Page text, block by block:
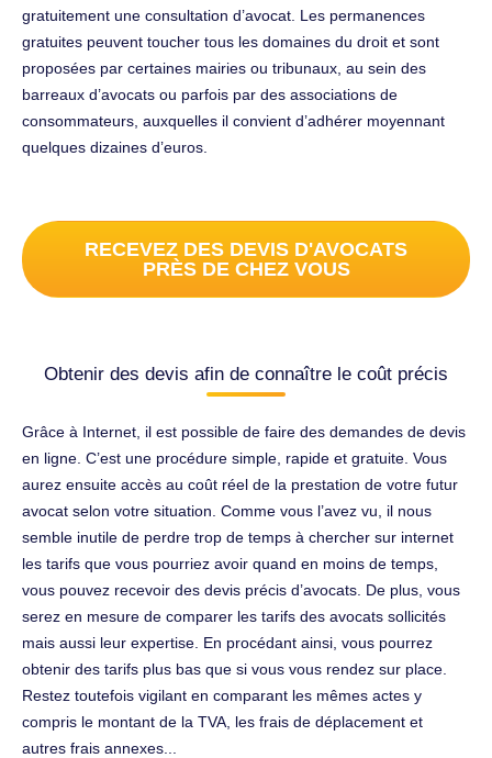
gratuitement une consultation d’avocat. Les permanences
gratuites peuvent toucher tous les domaines du droit et sont
proposées par certaines mairies ou tribunaux, au sein des
barreaux d’avocats ou parfois par des associations de
consommateurs, auxquelles il convient d’adhérer moyennant
quelques dizaines d’euros.
RECEVEZ DES DEVIS D'AVOCATS
PRÈS DE CHEZ VOUS
Obtenir des devis afin de connaître le coût précis
Grâce à Internet, il est possible de faire des demandes de devis
en ligne. C’est une procédure simple, rapide et gratuite. Vous
aurez ensuite accès au coût réel de la prestation de votre futur
avocat selon votre situation. Comme vous l’avez vu, il nous
semble inutile de perdre trop de temps à chercher sur internet
les tarifs que vous pourriez avoir quand en moins de temps,
vous pouvez recevoir des devis précis d’avocats. De plus, vous
serez en mesure de comparer les tarifs des avocats sollicités
mais aussi leur expertise. En procédant ainsi, vous pourrez
obtenir des tarifs plus bas que si vous vous rendez sur place.
Restez toutefois vigilant en comparant les mêmes actes y
compris le montant de la TVA, les frais de déplacement et
autres frais annexes...